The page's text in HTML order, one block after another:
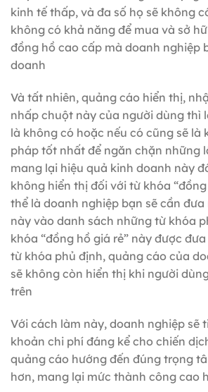
kinh tế thấp, và đa số họ sẽ không
không có khả năng để mua và sở
đồng hồ cao cấp mà doanh nghiệp
doanh
Và tất nhiên, quảng cáo hiển thị,
nhấp chuột này của người dùng thì
là không có hoặc nếu có cũng sẽ là
pháp tốt nhất để ngăn chặn những
mang lại hiệu quả kinh doanh này
không hiển thị đối với từ khóa
thể là doanh nghiệp bạn sẽ cần
này vào danh sách những từ khóa
khóa “đồng hồ giá rẻ” này được
từ khóa phủ định, quảng cáo của
sẽ không còn hiển thị khi người
trên
Với cách làm này, doanh nghiệp sẽ
khoản chi phí đáng kể cho chiến
quảng cáo hướng đến đúng trọng
hơn, mang lại mức thành công cao